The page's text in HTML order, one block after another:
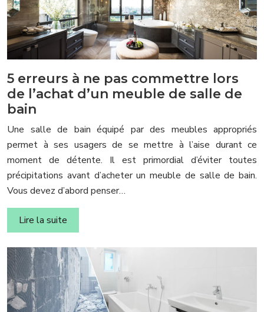
5 erreurs à ne pas commettre lors
de l’achat d’un meuble de salle de
bain
Une salle de bain équipé par des meubles appropriés
permet à ses usagers de se mettre à l’aise durant ce
moment de détente. Il est primordial d’éviter toutes
précipitations avant d’acheter un meuble de salle de bain.
Vous devez d’abord penser…
Lire la suite